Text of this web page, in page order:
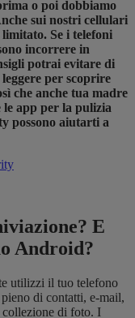
o poi dobbiamo
sui nostri cellulari
Se i telefoni
incorrere in
potrai evitare di
per scoprire
che anche tua madre
le app per la pulizia
possono aiutarti a
E
Android?
utilizzi il tuo telefono
di contatti, e-mail,
collezione di foto. I